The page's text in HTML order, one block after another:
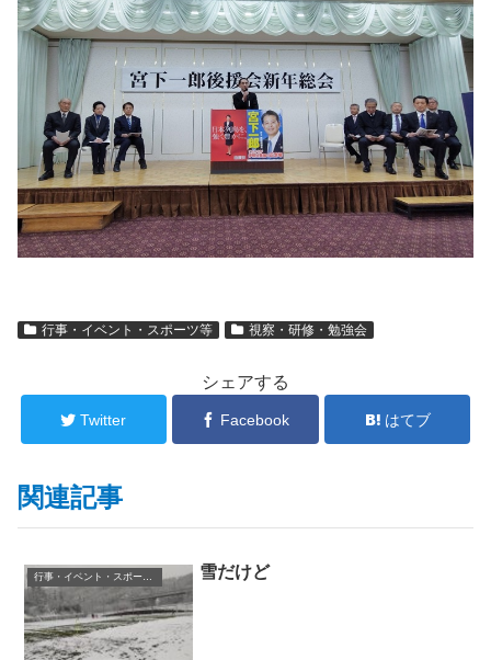
行事・イベント・スポーツ等 視察・研修・勉強会
シェアする
Twitter Facebook はてブ
関連記事
行事・イベント・スポーツ等 雪だけど